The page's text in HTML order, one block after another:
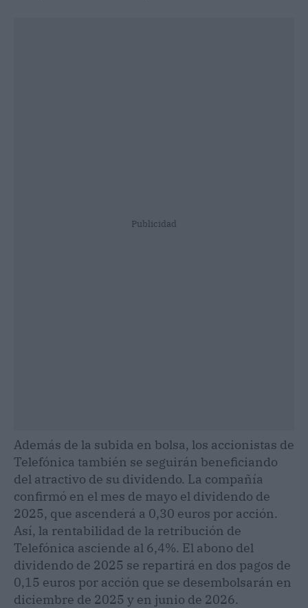
Publicidad
Además de la subida en bolsa, los accionistas de
Telefónica también se seguirán beneficiando
del atractivo de su dividendo. La compañía
confirmó en el mes de mayo el dividendo de
2025, que ascenderá a 0,30 euros por acción.
Así, la rentabilidad de la retribución de
Telefónica asciende al 6,4%. El abono del
dividendo de 2025 se repartirá en dos pagos de
0,15 euros por acción que se desembolsarán en
diciembre de 2025 y en junio de 2026.